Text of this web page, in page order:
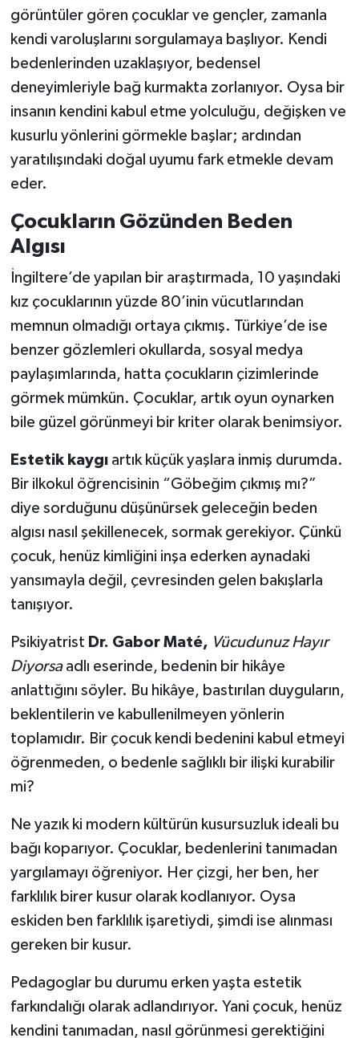
görüntüler gören çocuklar ve gençler, zamanla
kendi varoluşlarını sorgulamaya başlıyor. Kendi
bedenlerinden uzaklaşıyor, bedensel
deneyimleriyle bağ kurmakta zorlanıyor. Oysa bir
insanın kendini kabul etme yolculuğu, değişken ve
kusurlu yönlerini görmekle başlar; ardından
yaratılışındaki doğal uyumu fark etmekle devam
eder.
Çocukların Gözünden Beden
Algısı
İngiltere’de yapılan bir araştırmada, 10 yaşındaki
kız çocuklarının yüzde 80’inin vücutlarından
memnun olmadığı ortaya çıkmış. Türkiye’de ise
benzer gözlemleri okullarda, sosyal medya
paylaşımlarında, hatta çocukların çizimlerinde
görmek mümkün. Çocuklar, artık oyun oynarken
bile güzel görünmeyi bir kriter olarak benimsiyor.
Estetik kaygıartık küçük yaşlara inmiş durumda.
Bir ilkokul öğrencisinin “Göbeğim çıkmış mı?”
diye sorduğunu düşünürsek geleceğin beden
algısı nasıl şekillenecek, sormak gerekiyor. Çünkü
çocuk, henüz kimliğini inşa ederken aynadaki
yansımayla değil, çevresinden gelen bakışlarla
tanışıyor.
Psikiyatrist Dr. Gabor Maté, Vücudunuz Hayır
Diyorsaadlı eserinde, bedenin bir hikâye
anlattığını söyler. Bu hikâye, bastırılan duyguların,
beklentilerin ve kabullenilmeyen yönlerin
toplamıdır. Bir çocuk kendi bedenini kabul etmeyi
öğrenmeden, o bedenle sağlıklı bir ilişki kurabilir
mi?
Ne yazık ki modern kültürün kusursuzluk ideali bu
bağı koparıyor. Çocuklar, bedenlerini tanımadan
yargılamayı öğreniyor. Her çizgi, her ben, her
farklılık birer kusur olarak kodlanıyor. Oysa
eskiden ben farklılık işaretiydi, şimdi ise alınması
gereken bir kusur.
Pedagoglar bu durumu erken yaşta estetik
farkındalığı olarak adlandırıyor. Yani çocuk, henüz
kendini tanımadan, nasıl görünmesi gerektiğini